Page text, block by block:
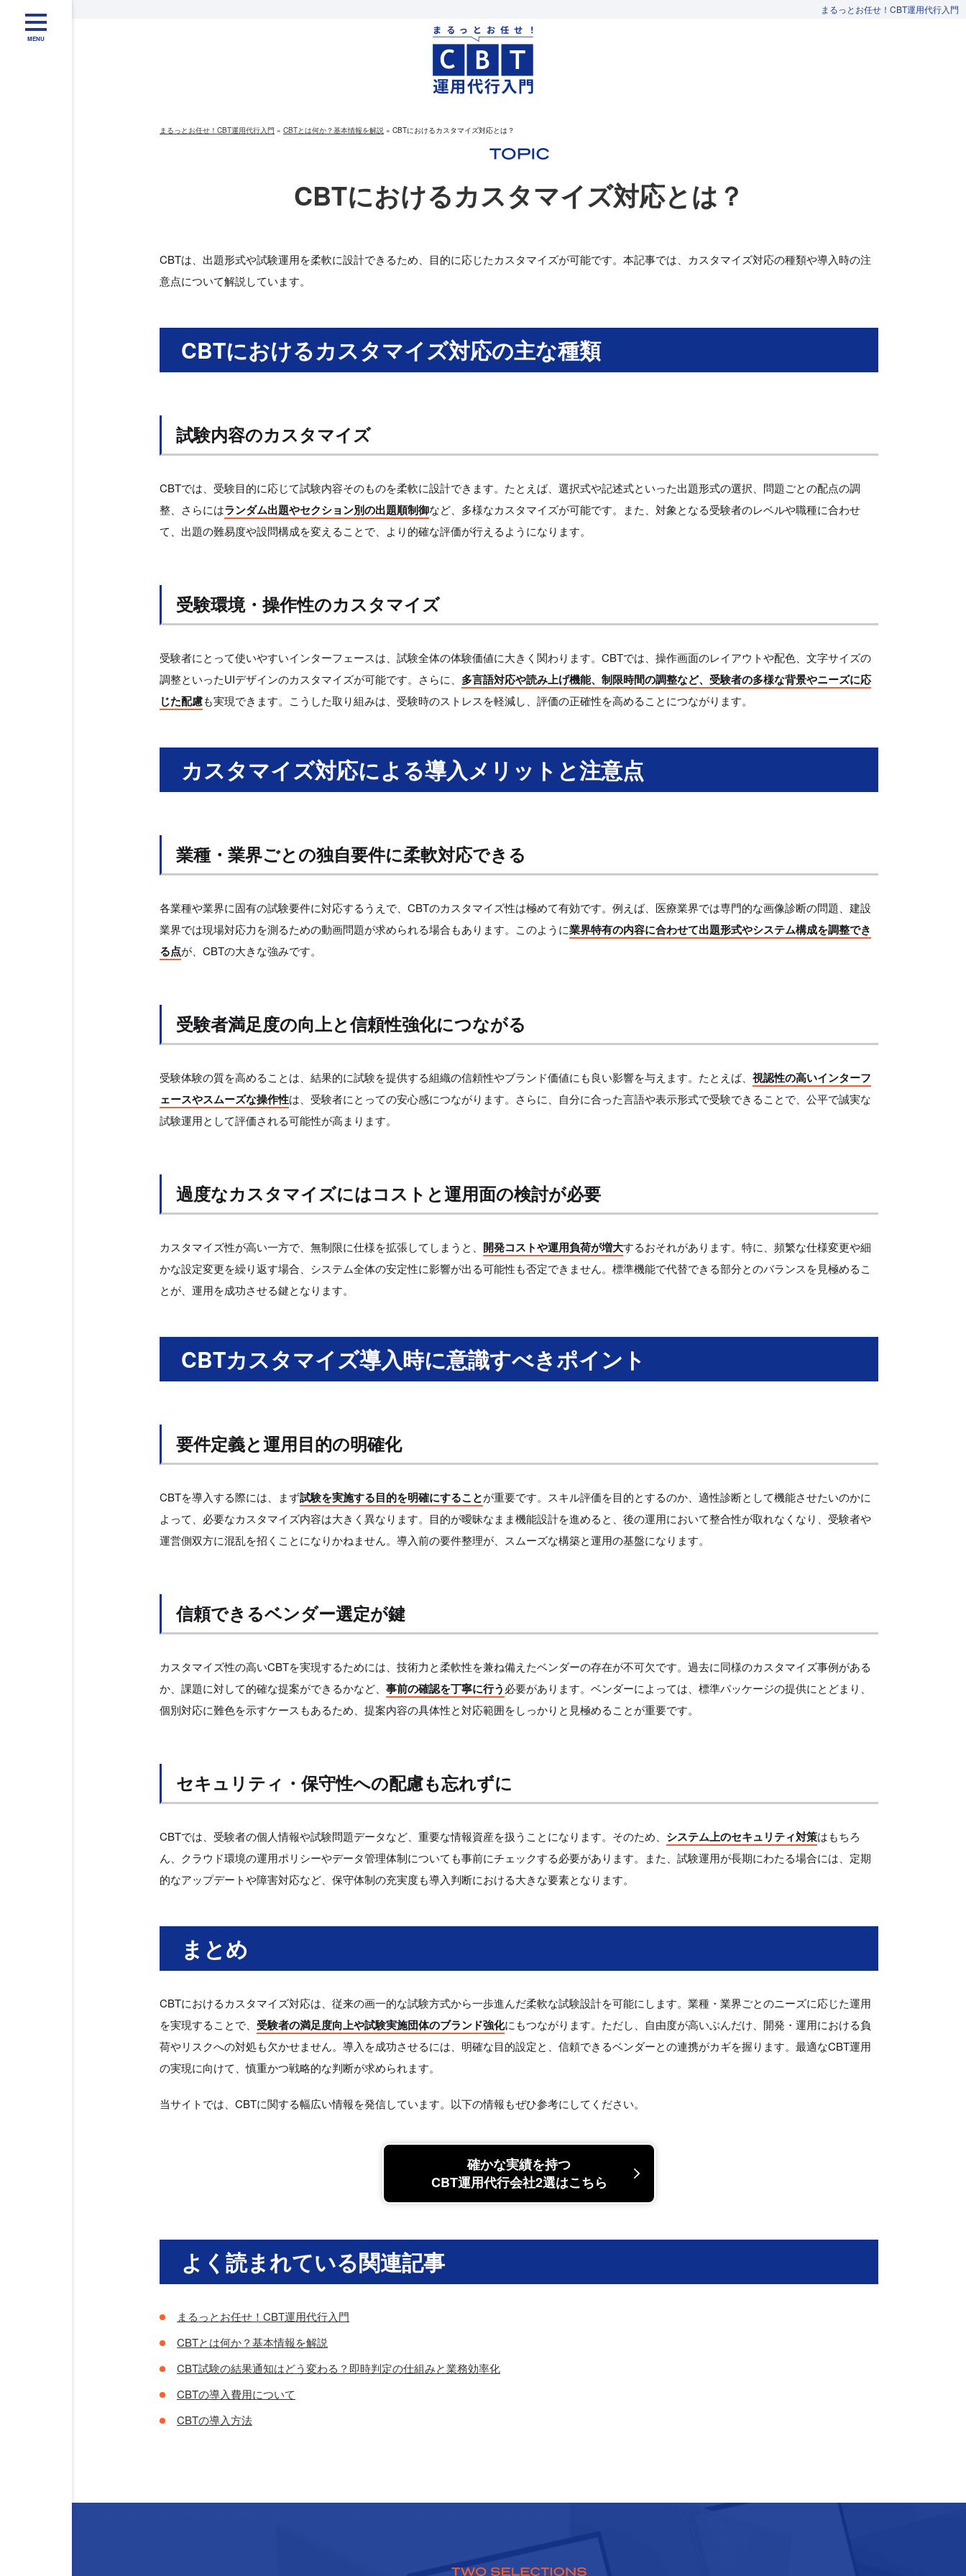
まるっとお任せ！CBT運用代行入門
MENU
まるっとお任せ！CBT運用代行入門 » CBTとは何か？基本情報を解説 » CBTにおけるカスタマイズ対応とは？
CBTにおけるカスタマイズ対応とは？
CBTは、出題形式や試験運用を柔軟に設計できるため、目的に応じたカスタマイズが可能です。本記事では、カスタマイズ対応の種類や導入時の注
意点について解説しています。
CBTにおけるカスタマイズ対応の主な種類
試験内容のカスタマイズ
CBTでは、受験目的に応じて試験内容そのものを柔軟に設計できます。たとえば、選択式や記述式といった出題形式の選択、問題ごとの配点の調
整、さらにはランダム出題やセクション別の出題順制御など、多様なカスタマイズが可能です。また、対象となる受験者のレベルや職種に合わせ
て、出題の難易度や設問構成を変えることで、より的確な評価が行えるようになります。
受験環境・操作性のカスタマイズ
受験者にとって使いやすいインターフェースは、試験全体の体験価値に大きく関わります。CBTでは、操作画面のレイアウトや配色、文字サイズの
調整といったUIデザインのカスタマイズが可能です。さらに、 多言語対応や読み上げ機能、制限時間の調整など、受験者の多様な背景やニーズに応
じた配慮も実現できます。こうした取り組みは、受験時のストレスを軽減し、評価の正確性を高めることにつながります。
カスタマイズ対応による導入メリットと注意点
業種・業界ごとの独自要件に柔軟対応できる
各業種や業界に固有の試験要件に対応するうえで、CBTのカスタマイズ性は極めて有効です。例えば、医療業界では専門的な画像診断の問題、建設
業界では現場対応力を測るための動画問題が求められる場合もあります。このように業界特有の内容に合わせて出題形式やシステム構成を調整でき
る点が、CBTの大きな強みです。
受験者満足度の向上と信頼性強化につながる
受験体験の質を高めることは、結果的に試験を提供する組織の信頼性やブランド価値にも良い影響を与えます。たとえば、 視認性の高いインターフ
ェースやスムーズな操作性は、受験者にとっての安心感につながります。さらに、自分に合った言語や表示形式で受験できることで、公平で誠実な
試験運用として評価される可能性が高まります。
過度なカスタマイズにはコストと運用面の検討が必要
カスタマイズ性が高い一方で、無制限に仕様を拡張してしまうと、 開発コストや運用負荷が増大するおそれがあります。特に、頻繁な仕様変更や細
かな設定変更を繰り返す場合、システム全体の安定性に影響が出る可能性も否定できません。標準機能で代替できる部分とのバランスを見極めるこ
とが、運用を成功させる鍵となります。
CBTカスタマイズ導入時に意識すべきポイント
要件定義と運用目的の明確化
CBTを導入する際には、まず試験を実施する目的を明確にすることが重要です。スキル評価を目的とするのか、適性診断として機能させたいのかに
よって、必要なカスタマイズ内容は大きく異なります。目的が曖昧なまま機能設計を進めると、後の運用において整合性が取れなくなり、受験者や
運営側双方に混乱を招くことになりかねません。導入前の要件整理が、スムーズな構築と運用の基盤になります。
信頼できるベンダー選定が鍵
カスタマイズ性の高いCBTを実現するためには、技術力と柔軟性を兼ね備えたベンダーの存在が不可欠です。過去に同様のカスタマイズ事例がある
か、課題に対して的確な提案ができるかなど、 事前の確認を丁寧に行う必要があります。ベンダーによっては、標準パッケージの提供にとどまり、
個別対応に難色を示すケースもあるため、提案内容の具体性と対応範囲をしっかりと見極めることが重要です。
セキュリティ・保守性への配慮も忘れずに
CBTでは、受験者の個人情報や試験問題データなど、重要な情報資産を扱うことになります。そのため、 システム上のセキュリティ対策はもちろ
ん、クラウド環境の運用ポリシーやデータ管理体制についても事前にチェックする必要があります。また、試験運用が長期にわたる場合には、定期
的なアップデートや障害対応など、保守体制の充実度も導入判断における大きな要素となります。
まとめ
CBTにおけるカスタマイズ対応は、従来の画一的な試験方式から一歩進んだ柔軟な試験設計を可能にします。業種・業界ごとのニーズに応じた運用
を実現することで、 受験者の満足度向上や試験実施団体のブランド強化にもつながります。ただし、自由度が高いぶんだけ、開発・運用における負
荷やリスクへの対処も欠かせません。導入を成功させるには、明確な目的設定と、信頼できるベンダーとの連携がカギを握ります。最適なCBT運用
の実現に向けて、慎重かつ戦略的な判断が求められます。
当サイトでは、CBTに関する幅広い情報を発信しています。以下の情報もぜひ参考にしてください。
確かな実績を持つ
CBT運用代行会社2選はこちら
よく読まれている関連記事
まるっとお任せ！CBT運用代行入門
CBTとは何か？基本情報を解説
CBT試験の結果通知はどう変わる？即時判定の仕組みと業務効率化
CBTの導入費用について
CBTの導入方法